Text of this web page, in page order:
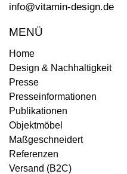
info@vitamin-design.de
MENÜ
Home
Design & Nachhaltigkeit
Presse
Presseinformationen
Publikationen
Objektmöbel
Maßgeschneidert
Referenzen
Versand (B2C)